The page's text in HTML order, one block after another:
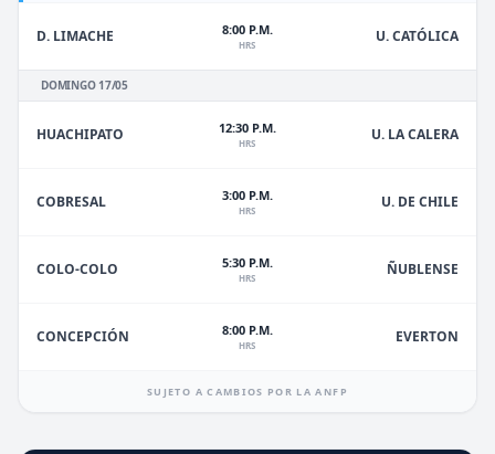
D. LIMACHE 8:00 P.M.
HRS U. CATÓLICA
DOMINGO 17/05
HUACHIPATO 12:30 P.M.
HRS U. LA CALERA
COBRESAL 3:00 P.M.
HRS U. DE CHILE
COLO-COLO 5:30 P.M.
HRS ÑUBLENSE
CONCEPCIÓN 8:00 P.M.
HRS EVERTON
SUJETO A CAMBIOS POR LA ANFP